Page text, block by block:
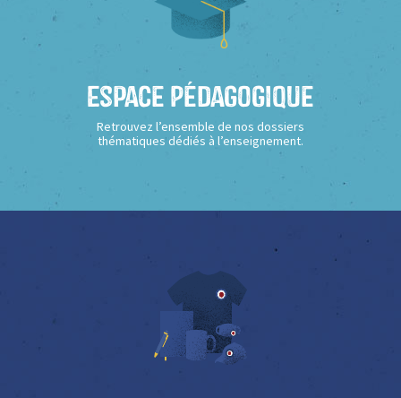
Espace Pédagogique
Retrouvez l’ensemble de nos dossiers
thématiques dédiés à l’enseignement.